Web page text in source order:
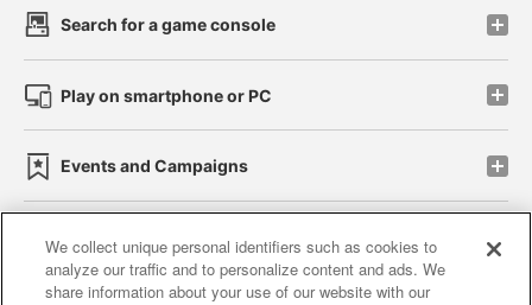
Search for a game console
Play on smartphone or PC
Events and Campaigns
Affiliate Sustainability site policy privacy policy
We collect unique personal identifiers such as cookies to
analyze our traffic and to personalize content and ads. We
share information about your use of our website with our